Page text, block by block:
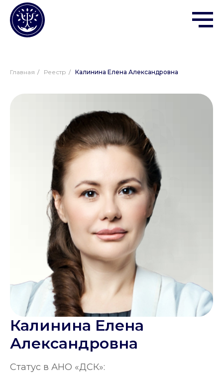
Главная / Реестр / Калинина Елена Александровна
Калинина Елена
Александровна
Статус в АНО «ДСК»: